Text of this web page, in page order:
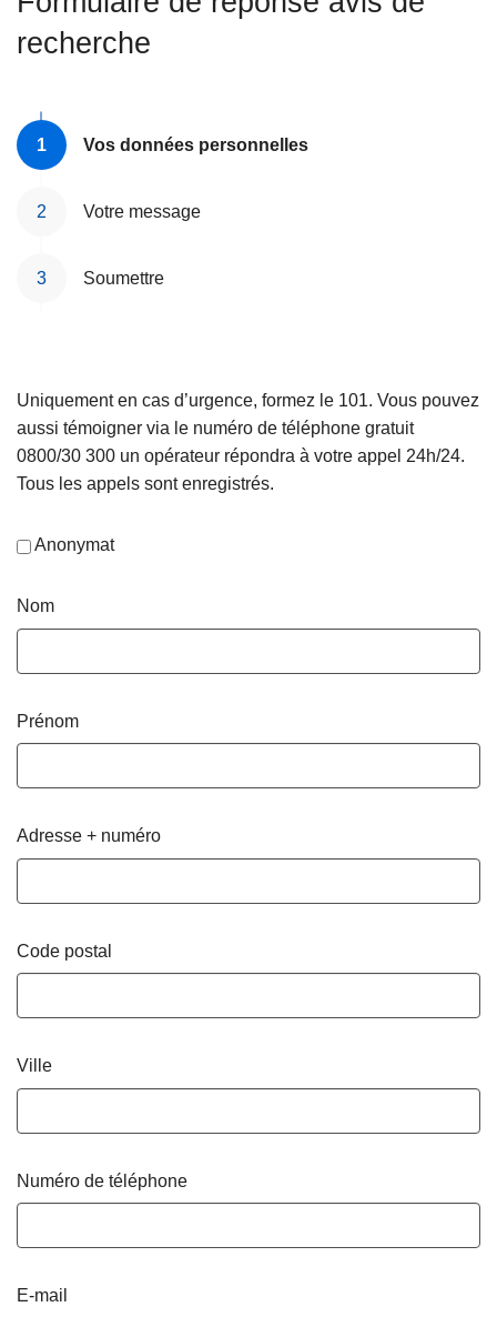
recherche
Vos données personnelles
Votre message
Soumettre
Uniquement en cas d’urgence, formez le 101. Vous pouvez
aussi témoigner via le numéro de téléphone gratuit
0800/30 300 un opérateur répondra à votre appel 24h/24.
Tous les appels sont enregistrés.
Anonymat
Nom
Prénom
Adresse + numéro
Code postal
Ville
Numéro de téléphone
E-mail